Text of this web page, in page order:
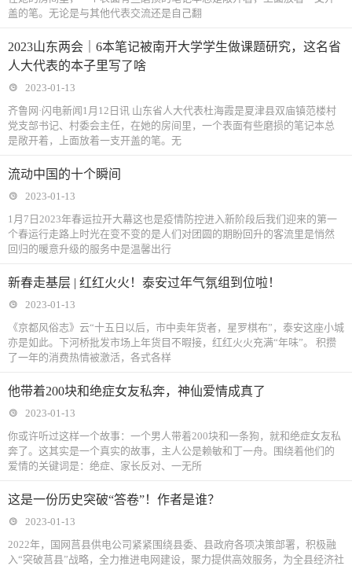
盖的笔。无论是与其他代表交流还是自己翻
2023山东两会｜6本笔记被南开大学学生做课题研究，这名省
人大代表的本子里写了啥
2023-01-13
齐鲁网·闪电新闻1月12日讯 山东省人大代表杜海霞是夏津县双庙镇范楼村
党支部书记、村委会主任，在她的房间里，一个表面有些磨损的笔记本总
是敞开着，上面放着一支开盖的笔。无
流动中国的十个瞬间
2023-01-13
1月7日2023年春运拉开大幕这也是疫情防控进入新阶段后我们迎来的第一
个春运行走路上时光在变不变的是人们对团圆的期盼回升的客流里是悄然
回归的暖意升级的服务中是温馨出行
新春走基层 | 红红火火！泰安过年气氛组到位啦！
2023-01-13
《京都风俗志》云“十五日以后，市中卖年货者，星罗棋布”，泰安这座小城
亦是如此。下河桥批发市场上年货目不暇接，红红火火充满“年味”。 积攒
了一年的消费热情被激活，各式各样
他带着200块和绝症女友私奔，神仙爱情成真了
2023-01-13
你或许听过这样一个故事：一个男人带着200块和一条狗，就和绝症女友私
奔了。这其实是一个真实的故事，主人公是赖敏和丁一舟。围绕着他们的
爱情的关键词是：绝症、家长反对、一无所
这是一份历史突破“答卷”！作者是谁？
2023-01-13
2022年，国网莒县供电公司紧紧围绕县委、县政府各项决策部署，积极融
入“突破莒县”战略，全力推进电网建设，聚力提供高效服务，为全县经济社